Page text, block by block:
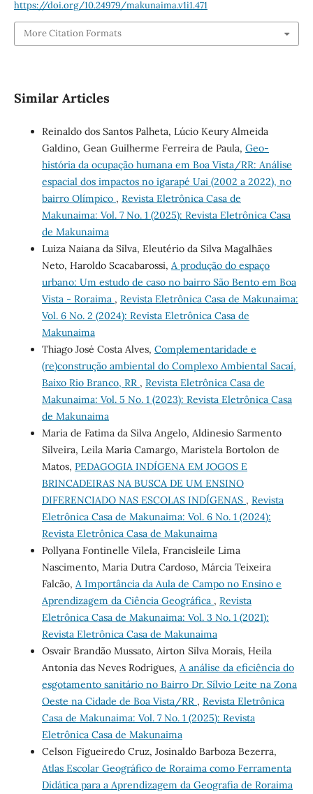
https://doi.org/10.24979/makunaima.v1i1.471
More Citation Formats
Similar Articles
Reinaldo dos Santos Palheta, Lúcio Keury Almeida
Galdino, Gean Guilherme Ferreira de Paula, Geo-
história da ocupação humana em Boa Vista/RR: Análise
espacial dos impactos no igarapé Uai (2002 a 2022), no
bairro Olímpico , Revista Eletrônica Casa de
Makunaima: Vol. 7 No. 1 (2025): Revista Eletrônica Casa
de Makunaima
Luiza Naiana da Silva, Eleutério da Silva Magalhães
Neto, Haroldo Scacabarossi, A produção do espaço
urbano: Um estudo de caso no bairro São Bento em Boa
Vista - Roraima , Revista Eletrônica Casa de Makunaima:
Vol. 6 No. 2 (2024): Revista Eletrônica Casa de
Makunaima
Thiago José Costa Alves, Complementaridade e
(re)construção ambiental do Complexo Ambiental Sacaí,
Baixo Rio Branco, RR , Revista Eletrônica Casa de
Makunaima: Vol. 5 No. 1 (2023): Revista Eletrônica Casa
de Makunaima
Maria de Fatima da Silva Angelo, Aldinesio Sarmento
Silveira, Leila Maria Camargo, Maristela Bortolon de
Matos, PEDAGOGIA INDÍGENA EM JOGOS E
BRINCADEIRAS NA BUSCA DE UM ENSINO
DIFERENCIADO NAS ESCOLAS INDÍGENAS , Revista
Eletrônica Casa de Makunaima: Vol. 6 No. 1 (2024):
Revista Eletrônica Casa de Makunaima
Pollyana Fontinelle Vilela, Francisleile Lima
Nascimento, Maria Dutra Cardoso, Márcia Teixeira
Falcão, A Importância da Aula de Campo no Ensino e
Aprendizagem da Ciência Geográfica , Revista
Eletrônica Casa de Makunaima: Vol. 3 No. 1 (2021):
Revista Eletrônica Casa de Makunaima
Osvair Brandão Mussato, Airton Silva Morais, Heila
Antonia das Neves Rodrigues, A análise da eficiência do
esgotamento sanitário no Bairro Dr. Sílvio Leite na Zona
Oeste na Cidade de Boa Vista/RR , Revista Eletrônica
Casa de Makunaima: Vol. 7 No. 1 (2025): Revista
Eletrônica Casa de Makunaima
Celson Figueiredo Cruz, Josinaldo Barboza Bezerra,
Atlas Escolar Geográfico de Roraima como Ferramenta
Didática para a Aprendizagem da Geografia de Roraima